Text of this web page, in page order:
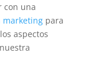
con una
marketingpara
aspectos